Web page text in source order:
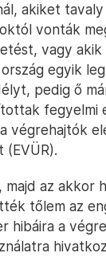
akiket
vonták
vagy akik
egyik
pedig ő
fegyelmi
végrehajtók
(EVÜR).
az akkor
tőlem az
hibáira a